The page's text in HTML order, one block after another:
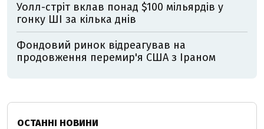
Уолл-стріт вклав понад $100 мільярдів у
гонку ШІ за кілька днів
Фондовий ринок відреагував на
продовження перемир'я США з Іраном
ОСТАННІ НОВИНИ